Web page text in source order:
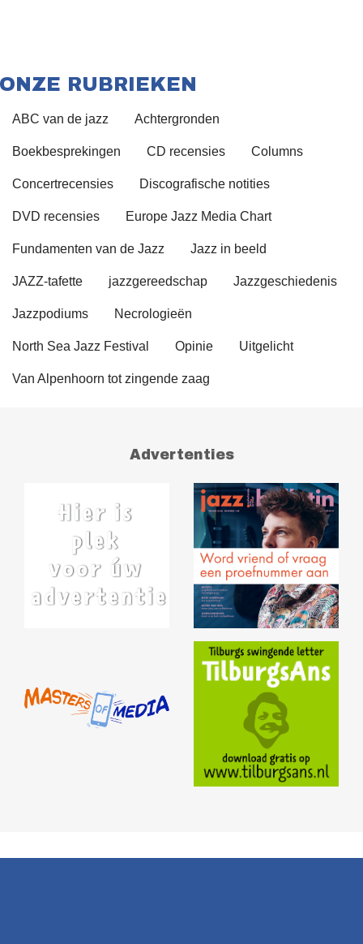
ONZE RUBRIEKEN
ABC van de jazz Achtergronden
Boekbesprekingen CD recensies Columns
Concertrecensies Discografische notities
DVD recensies Europe Jazz Media Chart
Fundamenten van de Jazz Jazz in beeld
JAZZ-tafette jazzgereedschap Jazzgeschiedenis
Jazzpodiums Necrologieën
North Sea Jazz Festival Opinie Uitgelicht
Van Alpenhoorn tot zingende zaag
Advertenties